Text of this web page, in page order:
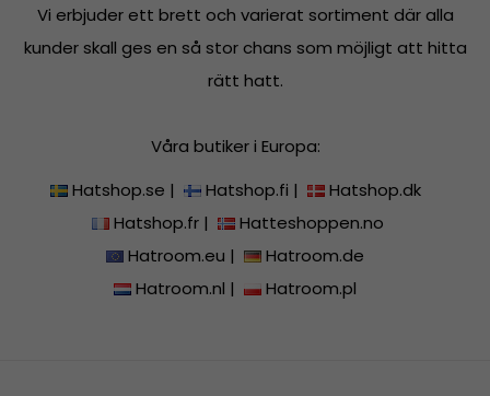
Vi erbjuder ett brett och varierat sortiment där alla
kunder skall ges en så stor chans som möjligt att hitta
rätt hatt.
Våra butiker i Europa:
Hatshop.se | Hatshop.fi |
Hatshop.dk
Hatshop.fr|
Hatteshoppen.no
Hatroom.eu |
Hatroom.de
Hatroom.nl | Hatroom.pl